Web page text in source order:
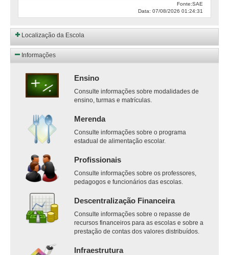
Fonte:SAE
Data: 07/08/2026 01:24:31
Localização da Escola
Informações
Ensino
Consulte informações sobre modalidades de
ensino, turmas e matrículas.
Merenda
Consulte informações sobre o programa
estadual de alimentação escolar.
Profissionais
Consulte informações sobre os professores,
pedagogos e funcionários das escolas.
Descentralização Financeira
Consulte informações sobre o repasse de
recursos financeiros para as escolas e sobre a
prestação de contas dos valores distribuídos.
Infraestrutura